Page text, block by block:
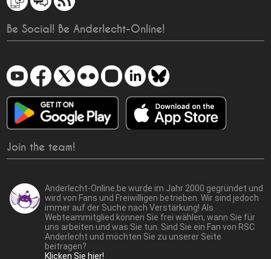
Be Social! Be Anderlecht-Online!
Join the team!
Anderlecht-Online.be wurde im Jahr 2000 gegründet und
wird von Fans und Freiwilligen betrieben. Wir sind jedoch
immer auf der Suche nach Verstärkung! Als
Webteammitglied können Sie frei wählen, wann Sie für
uns arbeiten und was Sie tun. Sind Sie ein Fan von RSC
Anderlecht und möchten Sie zu unserer Seite
beitragen?
Klicken Sie hier!